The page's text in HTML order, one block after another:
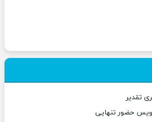
تقدیر
ویس حضور تنهایی